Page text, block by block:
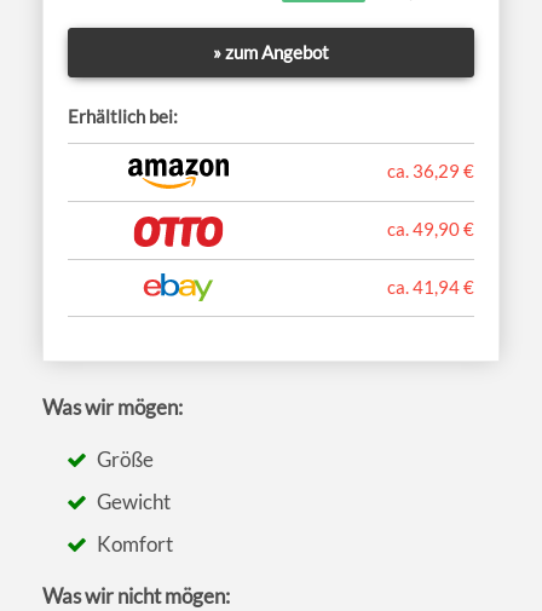
» zum Angebot
Erhältlich bei:
ca. 36,29 €
ca. 49,90 €
ca. 41,94 €
Was wir mögen:
Größe
Gewicht
Komfort
Was wir nicht mögen: